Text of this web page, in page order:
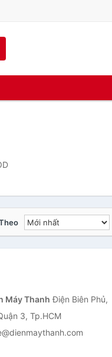
Máy Thanh Điện Biên Phủ,
3, Tp.HCM